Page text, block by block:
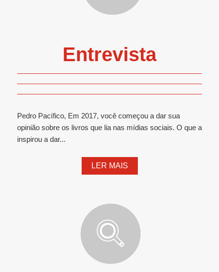
Entrevista
Pedro Pacífico, Em 2017, você começou a dar sua
opinião sobre os livros que lia nas mídias sociais. O que a
inspirou a dar...
LER MAIS